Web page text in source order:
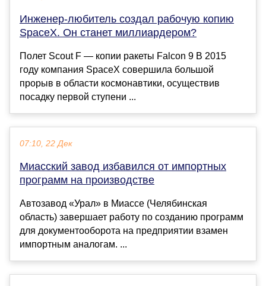
Инженер-любитель создал рабочую копию
SpaceX. Он станет миллиардером?
Полет Scout F — копии ракеты Falcon 9 В 2015
году компания SpaceX совершила большой
прорыв в области космонавтики, осуществив
посадку первой ступени ...
07:10, 22 Дек
Миасский завод избавился от импортных
программ на производстве
Автозавод «Урал» в Миассе (Челябинская
область) завершает работу по созданию программ
для документооборота на предприятии взамен
импортным аналогам. ...